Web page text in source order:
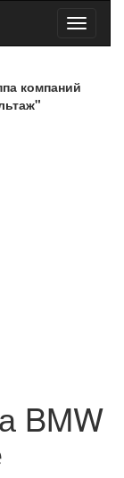
Toggle
компаний
BMW